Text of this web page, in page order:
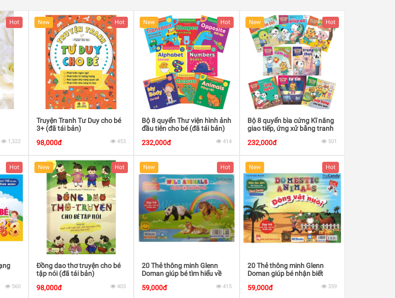
Hot
1,322
New Hot
Truyện Tranh Tư Duy cho bé
3+ (đã tái bản)
98,000đ
453
New Hot
Bộ 8 quyển Thư viện hình ảnh
đầu tiên cho bé (đã tái bản)
232,000đ
414
New Hot
Bộ 8 quyển bìa cứng Kĩ năng
giao tiếp, ứng xử bằng tranh
232,000đ
501
Hot
560
New Hot
Đồng dao thơ truyện cho bé
tập nói (đã tái bản)
98,000đ
403
New Hot
20 Thẻ thông minh Glenn
Doman giúp bé tìm hiểu về
59,000đ
415
New Hot
20 Thẻ thông minh Glenn
Doman giúp bé nhận biết
59,000đ
359